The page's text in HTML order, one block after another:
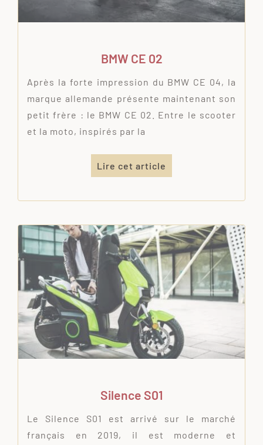
BMW CE 02
Après la forte impression du BMW CE 04, la
marque allemande présente maintenant son
petit frère : le BMW CE 02. Entre le scooter
et la moto, inspirés par la
Lire cet article
Silence S01
Le Silence S01 est arrivé sur le marché
français en 2019, il est moderne et